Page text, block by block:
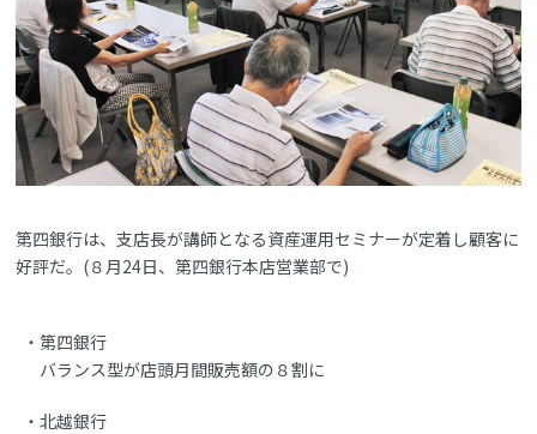
第四銀行は、支店長が講師となる資産運用セミナーが定着し顧客に
好評だ。(８月24日、第四銀行本店営業部で)
第四銀行
バランス型が店頭月間販売額の８割に
北越銀行